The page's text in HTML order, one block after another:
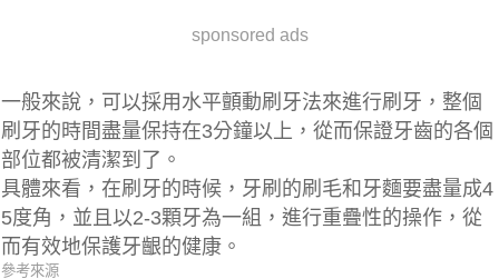
sponsored ads
一般來說，可以採用水平顫動刷牙法來進行刷牙，整個
刷牙的時間盡量保持在3分鐘以上，從而保證牙齒的各個
部位都被清潔到了。
具體來看，在刷牙的時候， 牙刷的刷毛和牙麵要盡量成4
5度角，並且以2-3顆牙為一組 ，進行重疊性的操作，從
而有效地保護牙齦的健康。
參考來源